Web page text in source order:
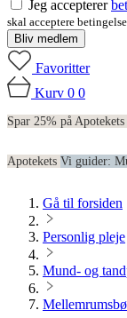
Jeg accepterer
skal acceptere
Bliv medlem
Favoritter
Kurv 0 0
Spar 25% på Apotekets
Apotekets Vi guider:
Gå til forsiden
Personlig pleje
Mund- og